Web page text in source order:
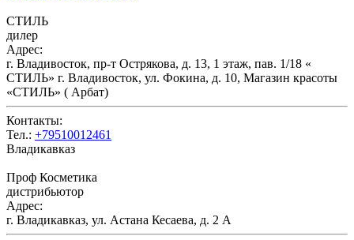
СТИЛЬ
дилер
Адрес:
г. Владивосток, пр-т Острякова, д. 13, 1 этаж, пав. 1/18 «
СТИЛЬ» г. Владивосток, ул. Фокина, д. 10, Магазин красоты
«СТИЛЬ» ( Арбат)
Контакты:
Тел.: +79510012461
Владикавказ
Проф Косметика
дистрибьютор
Адрес:
г. Владикавказ, ул. Астана Кесаева, д. 2 А